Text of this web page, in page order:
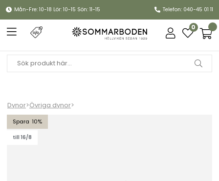
Mån-Fre: 10-18 Lör: 10-15 Sön: 11-15 Telefon: 040-45 01 11
0
Dynor>Övriga dynor>
10
till 16/8
Glasgow palldyna Axel - linne